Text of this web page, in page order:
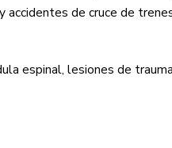
de cruce de
espinal, lesiones de